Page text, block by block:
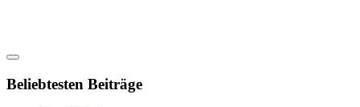
Beliebtesten Beiträge